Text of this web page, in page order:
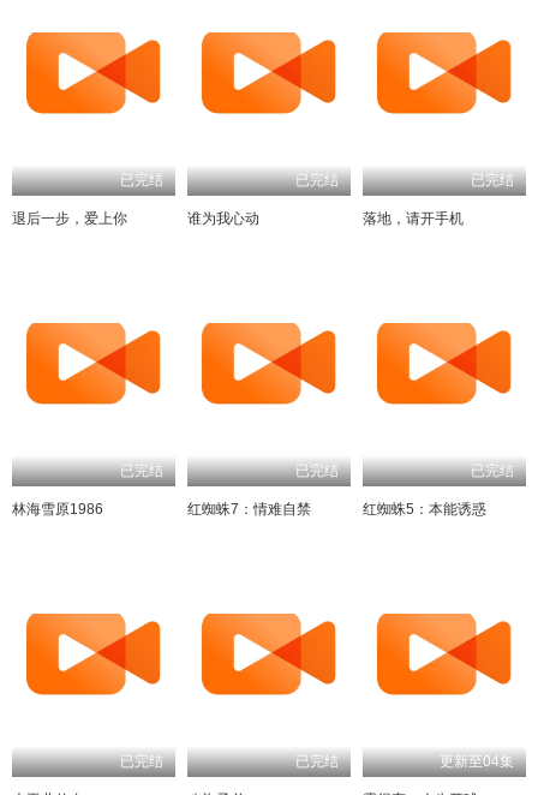
已完结
退后一步，爱上你
已完结
谁为我心动
已完结
落地，请开手机
已完结
林海雪原1986
已完结
红蜘蛛7：情难自禁
已完结
红蜘蛛5：本能诱惑
已完结 已完结 更新至04集